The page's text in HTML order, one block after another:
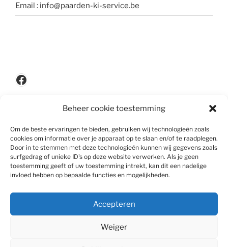
Beheer cookie toestemming
Om de beste ervaringen te bieden, gebruiken wij technologieën zoals
cookies om informatie over je apparaat op te slaan en/of te raadplegen.
Door in te stemmen met deze technologieën kunnen wij gegevens zoals
surfgedrag of unieke ID's op deze website verwerken. Als je geen
toestemming geeft of uw toestemming intrekt, kan dit een nadelige
invloed hebben op bepaalde functies en mogelijkheden.
Accepteren
Weiger
Email : info@paarden-ki-service.be
Facebook
Disclaimer
Algemene voorwaarden